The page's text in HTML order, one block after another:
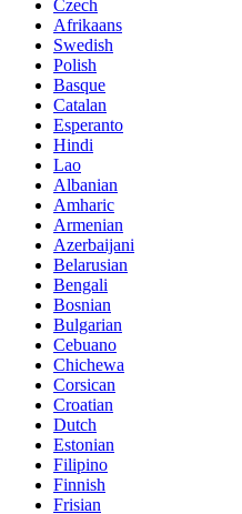
Czech
Afrikaans
Swedish
Polish
Basque
Catalan
Esperanto
Hindi
Lao
Albanian
Amharic
Armenian
Azerbaijani
Belarusian
Bengali
Bosnian
Bulgarian
Cebuano
Chichewa
Corsican
Croatian
Dutch
Estonian
Filipino
Finnish
Frisian